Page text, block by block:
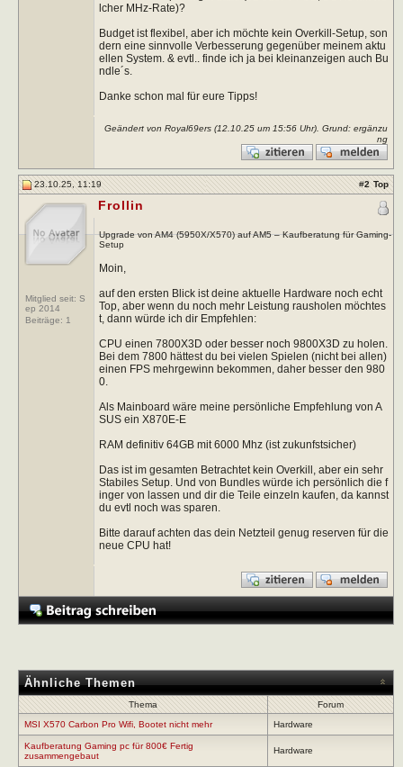
lcher MHz-Rate)?
Budget ist flexibel, aber ich möchte kein Overkill-Setup, son
dern eine sinnvolle Verbesserung gegenüber meinem aktu
ellen System. & evtl.. finde ich ja bei kleinanzeigen auch Bu
ndle´s.
Danke schon mal für eure Tipps!
Geändert von Royal69ers (12.10.25 um 15:56Uhr). Grund: ergänzu
ng
23.10.25, 11:19 #2 Top
Mitglied seit: S
ep 2014
Beiträge: 1
Frollin
Upgrade von AM4 (5950X/X570) auf AM5 – Kaufberatung für Gaming-
Setup
Moin,
auf den ersten Blick ist deine aktuelle Hardware noch echt
Top, aber wenn du noch mehr Leistung rausholen möchtes
t, dann würde ich dir Empfehlen:
CPU einen 7800X3D oder besser noch 9800X3D zu holen.
Bei dem 7800 hättest du bei vielen Spielen (nicht bei allen)
einen FPS mehrgewinn bekommen, daher besser den 980
0.
Als Mainboard wäre meine persönliche Empfehlung von A
SUS ein X870E-E
RAM definitiv 64GB mit 6000 Mhz (ist zukunfstsicher)
Das ist im gesamten Betrachtet kein Overkill, aber ein sehr
Stabiles Setup. Und von Bundles würde ich persönlich die f
inger von lassen und dir die Teile einzeln kaufen, da kannst
du evtl noch was sparen.
Bitte darauf achten das dein Netzteil genug reserven für die
neue CPU hat!
Ähnliche Themen
Thema
Forum
MSI X570 Carbon Pro Wifi, Bootet nicht mehr
Hardware
Kaufberatung Gaming pc für 800€ Fertig
zusammengebaut
Hardware